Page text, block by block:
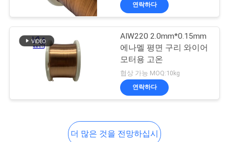
보이스 코일 와이어
전력선 필터
연락하다
AIW220 2.0mm*0.15mm
에나멜 평면 구리 와이어
모터용 고온
협상 가능 MOQ:10kg
연락하다
더 많은 것을 전망하십시